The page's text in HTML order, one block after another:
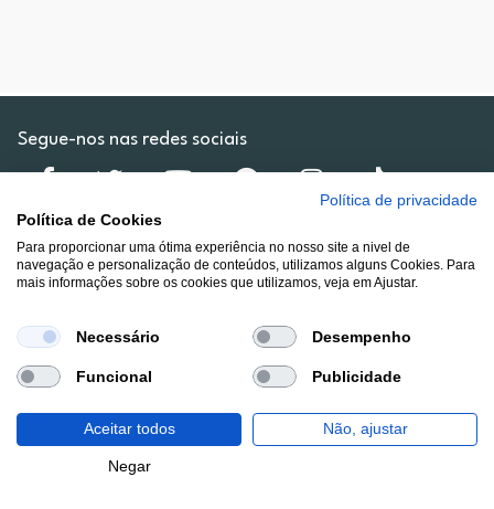
Segue-nos nas redes sociais
Lojas
Institucional
Cartão RP-ON
Política de privacidade
Política de Cookies
Para proporcionar uma ótima experiência no nosso site a nivel de
navegação e personalização de conteúdos, utilizamos alguns Cookies. Para
mais informações sobre os cookies que utilizamos, veja em Ajustar.
Necessário Desempenho
Funcional Publicidade
Aceitar todos Não, ajustar
Negar